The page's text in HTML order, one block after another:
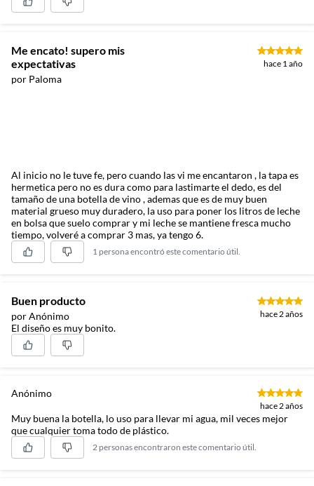
Me encato! supero mis
expectativas
por Paloma
hace 1 año
Al inicio no le tuve fe, pero cuando las vi me encantaron , la tapa es
hermetica pero no es dura como para lastimarte el dedo, es del
tamaño de una botella de vino , ademas que es de muy buen
material grueso muy duradero, la uso para poner los litros de leche
en bolsa que suelo comprar y mi leche se mantiene fresca mucho
tiempo, volveré a comprar 3 mas, ya tengo 6.
1 persona encontró este comentario útil.
Buen producto
por Anónimo hace 2 años
El diseño es muy bonito.
Anónimo
hace 2 años
Muy buena la botella, lo uso para llevar mi agua, mil veces mejor
que cualquier toma todo de plástico.
2 personas encontraron este comentario útil.